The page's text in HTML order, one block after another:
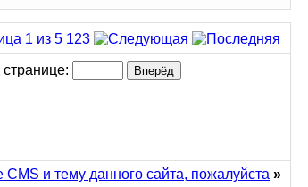
1 из 5 123
странице:
CMS и тему данного сайта, пожалуйста »